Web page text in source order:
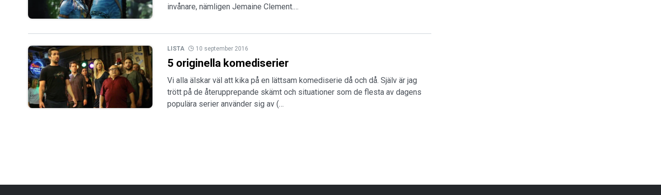
invånare, nämligen Jemaine Clement.…
LISTA 10 september 2016
5 originella komediserier
Vi alla älskar väl att kika på en lättsam komediserie då och då. Själv är jag
trött på de återupprepande skämt och situationer som de flesta av dagens
populära serier använder sig av (…